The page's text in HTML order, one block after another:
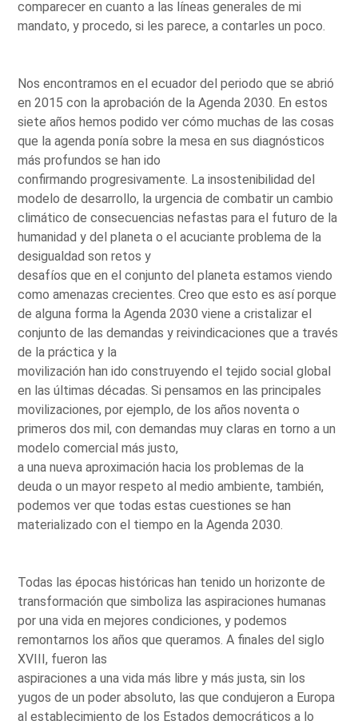
comparecer en cuanto a las líneas generales de mi
mandato, y procedo, si les parece, a contarles un poco.
Nos encontramos en el ecuador del periodo que se abrió
en 2015 con la aprobación de la Agenda 2030. En estos
siete años hemos podido ver cómo muchas de las cosas
que la agenda ponía sobre la mesa en sus diagnósticos
más profundos se han ido
confirmando progresivamente. La insostenibilidad del
modelo de desarrollo, la urgencia de combatir un cambio
climático de consecuencias nefastas para el futuro de la
humanidad y del planeta o el acuciante problema de la
desigualdad son retos y
desafíos que en el conjunto del planeta estamos viendo
como amenazas crecientes. Creo que esto es así porque
de alguna forma la Agenda 2030 viene a cristalizar el
conjunto de las demandas y reivindicaciones que a través
de la práctica y la
movilización han ido construyendo el tejido social global
en las últimas décadas. Si pensamos en las principales
movilizaciones, por ejemplo, de los años noventa o
primeros dos mil, con demandas muy claras en torno a un
modelo comercial más justo,
a una nueva aproximación hacia los problemas de la
deuda o un mayor respeto al medio ambiente, también,
podemos ver que todas estas cuestiones se han
materializado con el tiempo en la Agenda 2030.
Todas las épocas históricas han tenido un horizonte de
transformación que simboliza las aspiraciones humanas
por una vida en mejores condiciones, y podemos
remontarnos los años que queramos. A finales del siglo
XVIII, fueron las
aspiraciones a una vida más libre y más justa, sin los
yugos de un poder absoluto, las que condujeron a Europa
al establecimiento de los Estados democráticos a lo